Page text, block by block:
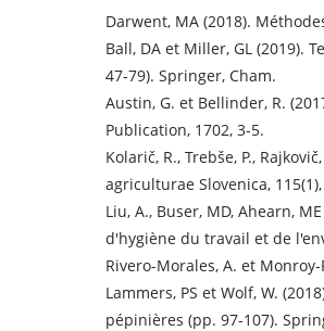
Darwent, MA (2018).
Ball, DA et Miller, GL (2019).
47-79). Springer, Cham.
Austin, G. et Bellinder, R.
Publication, 1702, 3-5.
Kolarič, R., Trebše, P.,
agriculturae Slovenica,
Liu, A., Buser, MD, Ahearn,
d'hygiène du travail et de
Rivero-Morales, A. et
Lammers, PS et Wolf, W.
pépinières (pp. 97-107).